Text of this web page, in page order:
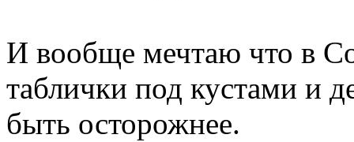
И вообще мечтаю что в
таблички под кустами и
быть осторожнее.